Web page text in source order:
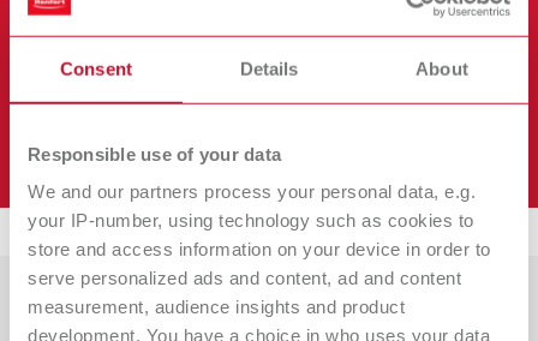
Consent Details About
Responsible use of your data
We and our partners process your personal data, e.g.
your IP-number, using technology such as cookies to
store and access information on your device in order to
serve personalized ads and content, ad and content
measurement, audience insights and product
development. You have a choice in who uses your data
Nach zwei Jahren Betriebszugehörigkeit profitierst
Zuschuss von 300 €.